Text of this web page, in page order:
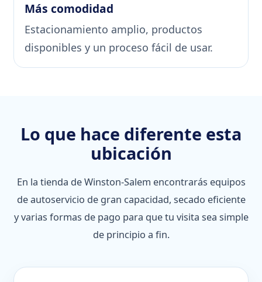
Más comodidad
Estacionamiento amplio, productos
disponibles y un proceso fácil de usar.
Lo que hace diferente esta
ubicación
En la tienda de Winston-Salem encontrarás equipos
de autoservicio de gran capacidad, secado eficiente
y varias formas de pago para que tu visita sea simple
de principio a fin.